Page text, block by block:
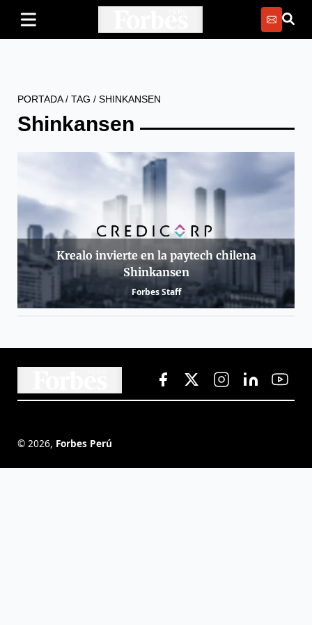
PORTADA/ TAG / SHINKANSEN
Shinkansen
Krealo invierte en la paytech chilena
Shinkansen
Forbes Staff
© 2026, Forbes Perú